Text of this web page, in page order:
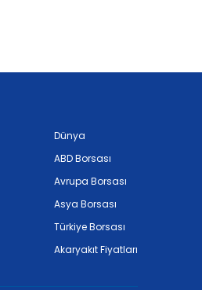
Dünya
ABD Borsası
Avrupa Borsası
Asya Borsası
Türkiye Borsası
Akaryakıt Fiyatları